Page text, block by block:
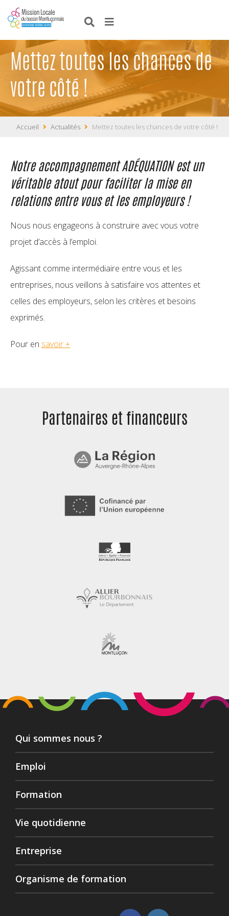
Mettez toutes les chances de
votre côté !
Accueil Actualités Mettez toutes les chances de votre côté !
Notre accompagnement ADÉQUATION est un
véritable atout pour faciliter la mise en
relations entre vous et les employeurs !
Nous nous engageons à construire avec vous votre
projet d’accès à l’emploi.
Agissant comme intermédiaire entre vous et les
entreprises, nous veillons à satisfaire vos attentes et
celles des employeurs, selon les critères et besoins
exprimés.
Pour en savoir +
Partenaires et financeurs
Qui sommes nous ?
Emploi
Formation
Vie quotidienne
Entreprise
Organisme de formation